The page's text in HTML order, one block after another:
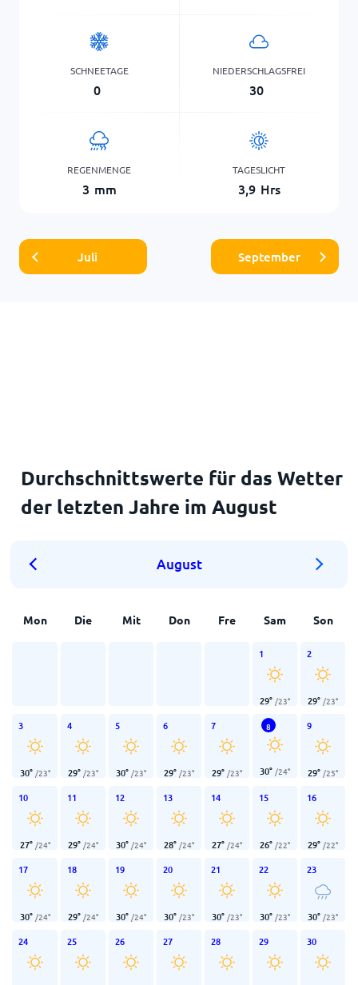
SCHNEETAGE
0
NIEDERSCHLAGSFREI
30
REGENMENGE
3 mm
TAGESLICHT
3,9 Hrs
Juli September
Durchschnittswerte für das Wetter
der letzten Jahre im August
August
Mon Die Mit Don Fre Sam Son
1
29° /23°
2
29° /23°
3
30° /23°
4
29° /23°
5
30° /23°
6
29° /23°
7
29° /23°
8
30° /24°
9
29° /25°
10
27° /24°
11
29° /24°
12
30° /24°
13
28° /24°
14
27° /24°
15
26° /22°
16
29° /22°
17
30° /24°
18
29° /24°
19
30° /24°
20
30° /23°
21
30° /23°
22
30° /23°
23
30° /23°
24 25 26 27 28 29 30